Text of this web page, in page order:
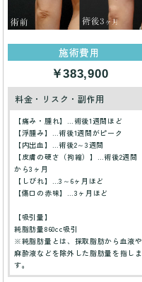
施術費用
￥383,900
料金・リスク・副作用
【痛み・腫れ】…術後1週間ほど
【浮腫み】…術後1週間がピーク
【内出血】…術後2～3週間
【皮膚の硬さ（拘縮）】…術後2週間
から3ヶ月
【しびれ】…3～6ヶ月ほど
【傷口の赤味】…3ヶ月ほど
【吸引量】
純脂肪量860cc吸引
※純脂肪量とは、採取脂肪から血液や
麻酔液などを除外した脂肪量を指しま
す。